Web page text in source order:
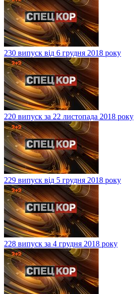
230 випуск від 6 грудня 2018 року
220 випуск за 22 листопада 2018 року
229 випуск від 5 грудня 2018 року
228 випуск за 4 грудня 2018 року